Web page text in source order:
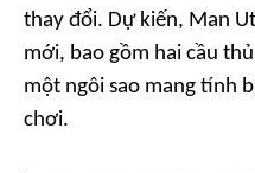
thay đổi. Dự kiến, Man
mới, bao gồm hai cầu
một ngôi sao mang tính
chơi.